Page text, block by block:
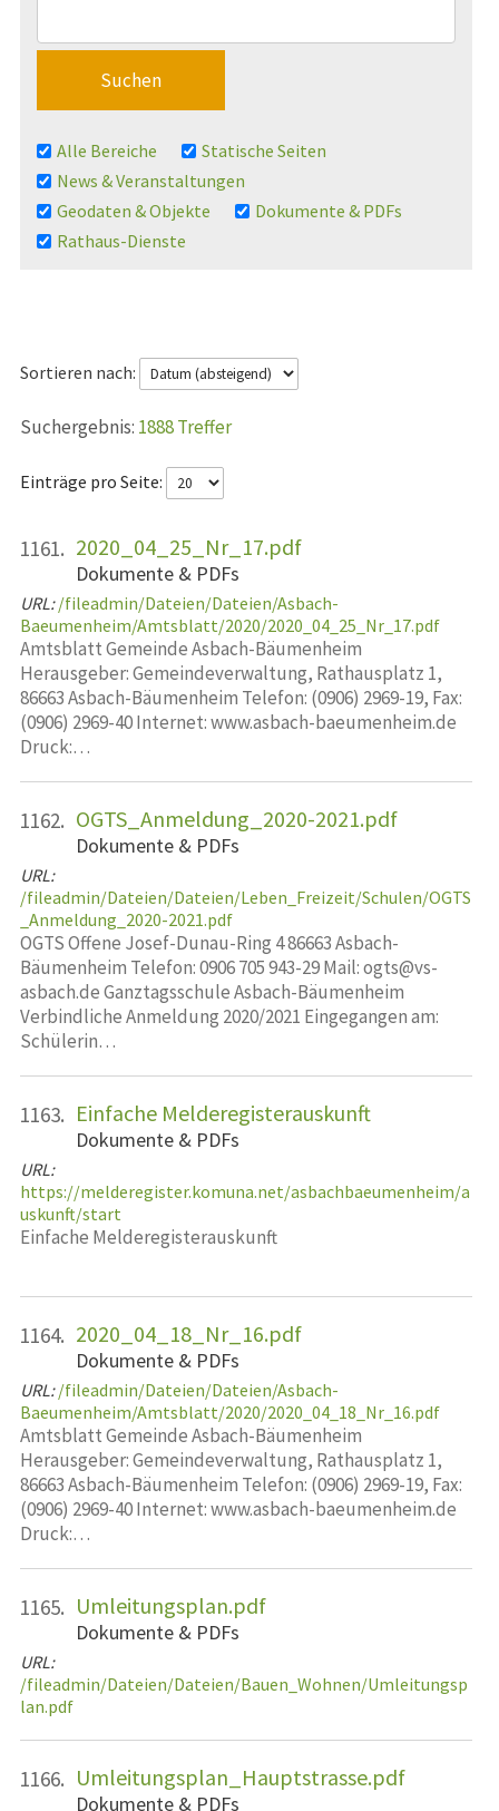
Alle Bereiche
Statische Seiten
News & Veranstaltungen
Geodaten & Objekte
Dokumente & PDFs
Rathaus-Dienste
Sortieren nach:
1888 Treffer
Einträge pro Seite:
1161. 2020_04_25_Nr_17.pdf
Dokumente & PDFs
URL: /fileadmin/Dateien/Dateien/Asbach-
Baeumenheim/Amtsblatt/2020/2020_04_25_Nr_17.pdf
Amtsblatt Gemeinde Asbach-Bäumenheim
Herausgeber: Gemeindeverwaltung, Rathausplatz 1,
86663 Asbach-Bäumenheim Telefon: (0906) 2969-19, Fax:
(0906) 2969-40 Internet: www.asbach-baeumenheim.de
Druck:…
1162. OGTS_Anmeldung_2020-2021.pdf
Dokumente & PDFs
URL:
/fileadmin/Dateien/Dateien/Leben_Freizeit/Schulen/OGTS
_Anmeldung_2020-2021.pdf
OGTS Offene Josef-Dunau-Ring 4 86663 Asbach-
Bäumenheim Telefon: 0906 705 943-29 Mail: ogts@vs-
asbach.de Ganztagsschule Asbach-Bäumenheim
Verbindliche Anmeldung 2020/2021 Eingegangen am:
Schülerin…
1163. Einfache Melderegisterauskunft
Dokumente & PDFs
URL:
https://melderegister.komuna.net/asbachbaeumenheim/a
uskunft/start
Einfache Melderegisterauskunft
1164. 2020_04_18_Nr_16.pdf
Dokumente & PDFs
URL: /fileadmin/Dateien/Dateien/Asbach-
Baeumenheim/Amtsblatt/2020/2020_04_18_Nr_16.pdf
Amtsblatt Gemeinde Asbach-Bäumenheim
Herausgeber: Gemeindeverwaltung, Rathausplatz 1,
86663 Asbach-Bäumenheim Telefon: (0906) 2969-19, Fax:
(0906) 2969-40 Internet: www.asbach-baeumenheim.de
Druck:…
1165. Umleitungsplan.pdf
Dokumente & PDFs
URL:
/fileadmin/Dateien/Dateien/Bauen_Wohnen/Umleitungsp
lan.pdf
1166. Umleitungsplan_Hauptstrasse.pdf
Dokumente & PDFs